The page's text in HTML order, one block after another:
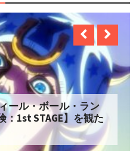
ール・ボール・ラン
1st STAGE】を観た